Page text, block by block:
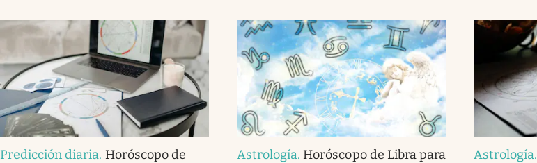
Predicción diaria. Horóscopo de
Astrología. Horóscopo de Libra para
Astrología.